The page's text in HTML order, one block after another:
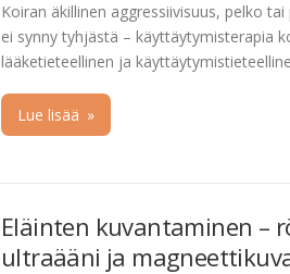
Koiran äkillinen aggressiivisuus, pelko
ei synny tyhjästä – käyttäytymisterapia
lääketieteellinen ja
Lue lisää »
Eläinten kuvantaminen –
ultraääni ja